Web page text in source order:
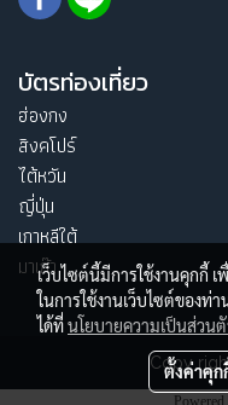
บัตรท่องเที่ยว
ฮ่องกง
สิงคโปร์
ไต้หวัน
ญี่ปุ่น
เกาหลีใต้
มาเก๊า
Copy
เว็บไซต์นี้มีการใช้งานคุกกี้
ในการใช้งานเว็บไซต์ของท่
ได้ที่นโยบายความเป็นส่วน
ตั้งค่าคุก